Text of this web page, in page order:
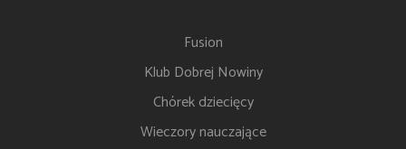
Fusion
Klub Dobrej Nowiny
Chórek dziecięcy
Wieczory nauczające